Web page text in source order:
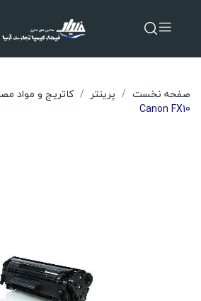
صفحه نخست پرینتر کاتریج و مواد
Canon FX10